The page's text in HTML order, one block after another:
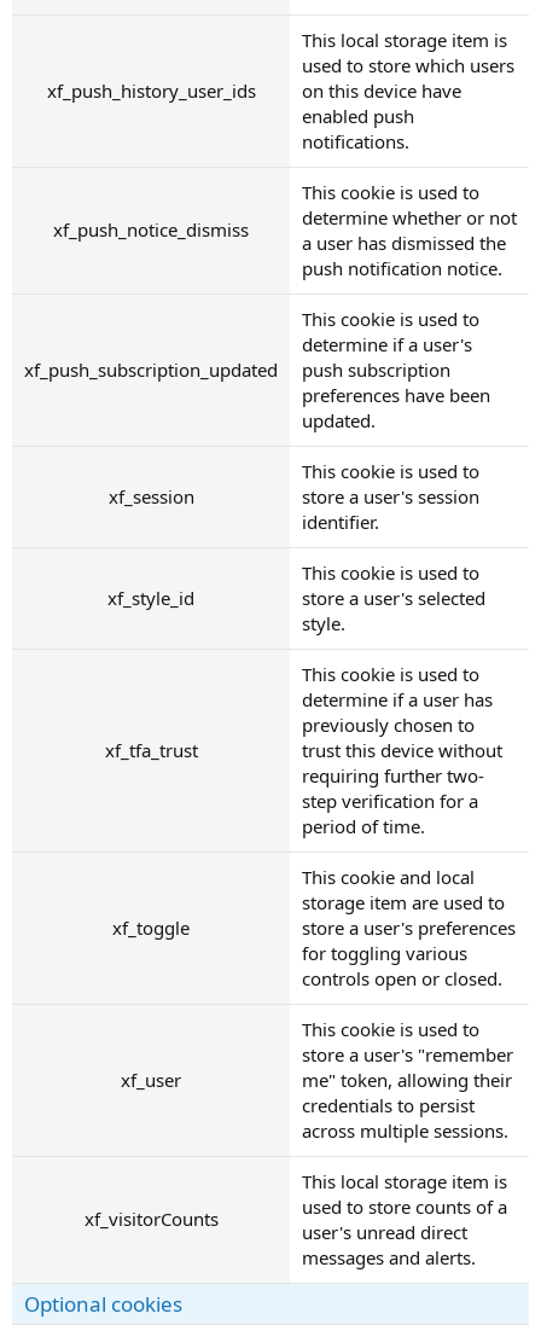
xf_push_history_user_ids
This local storage item is
used to store which users
on this device have
enabled push
notifications.
xf_push_notice_dismiss
This cookie is used to
determine whether or not
a user has dismissed the
push notification notice.
xf_push_subscription_updated
This cookie is used to
determine if a user's
push subscription
preferences have been
updated.
xf_session
This cookie is used to
store a user's session
identifier.
xf_style_id
This cookie is used to
store a user's selected
style.
xf_tfa_trust
This cookie is used to
determine if a user has
previously chosen to
trust this device without
requiring further two-
step verification for a
period of time.
xf_toggle
This cookie and local
storage item are used to
store a user's preferences
for toggling various
controls open or closed.
xf_user
This cookie is used to
store a user's "remember
me" token, allowing their
credentials to persist
across multiple sessions.
xf_visitorCounts
This local storage item is
used to store counts of a
user's unread direct
messages and alerts.
Optional cookies